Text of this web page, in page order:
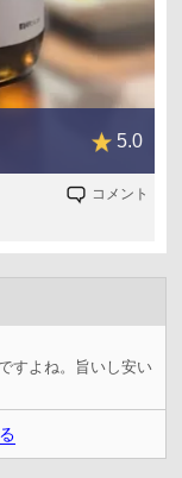
5.0
コメント
すよね。旨いし安い